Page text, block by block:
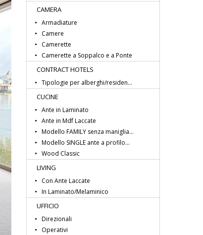
CAMERA
Armadiature
Camere
Camerette
Camerette a Soppalco e a Ponte
CONTRACT HOTELS
Tipologie per alberghi/residen...
CUCINE
Ante in Laminato
Ante in Mdf Laccate
Modello FAMILY senza maniglia...
Modello SINGLE ante a profilo...
Wood Classic
LIVING
Con Ante Laccate
In Laminato/Melaminico
UFFICIO
Direzionali
Operativi